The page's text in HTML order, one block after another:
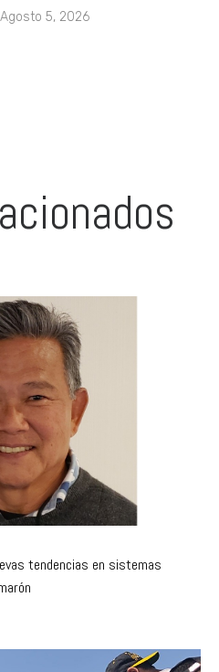
tendencias en sistemas